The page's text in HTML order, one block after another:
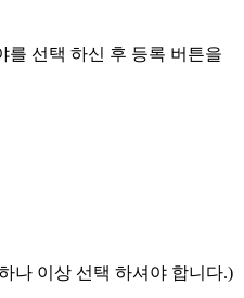
를 선택 하신 후 등록 버튼을
나 이상 선택 하셔야 합니다.)